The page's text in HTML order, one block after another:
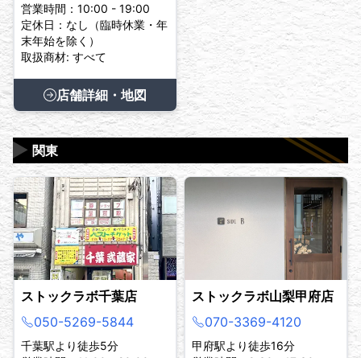
営業時間：10:00 - 19:00
定休日：なし（臨時休業・年
末年始を除く）
取扱商材: すべて
店舗詳細・地図
関東
▶
ストックラボ千葉店
050-5269-5844
千葉駅より徒歩5分
ストックラボ山梨甲府店
070-3369-4120
甲府駅より徒歩16分